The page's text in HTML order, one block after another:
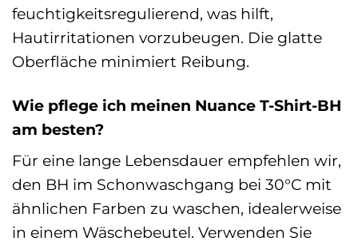
feuchtigkeitsregulierend, was hilft,
Hautirritationen vorzubeugen. Die glatte
Oberfläche minimiert Reibung.
Wie pflege ich meinen Nuance T-Shirt-BH
am besten?
Für eine lange Lebensdauer empfehlen wir,
den BH im Schonwaschgang bei 30°C mit
ähnlichen Farben zu waschen, idealerweise
in einem Wäschebeutel. Verwenden Sie